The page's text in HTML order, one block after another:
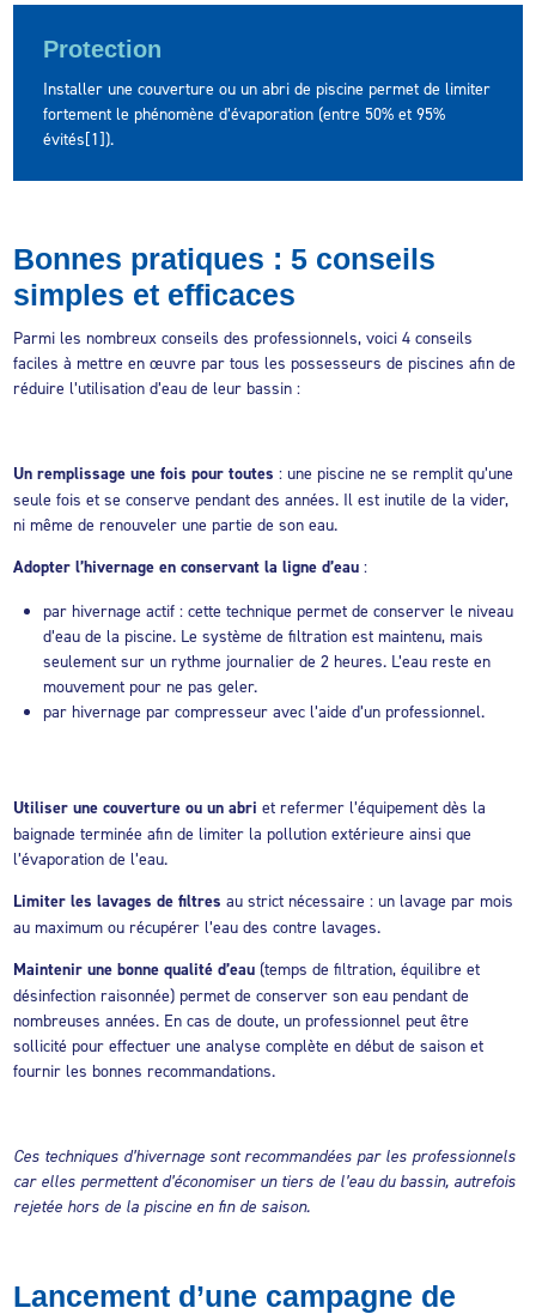
Protection
Installer une couverture ou un abri de piscine permet de limiter
fortement le phénomène d’évaporation (entre 50% et 95%
évités[1]).
Bonnes pratiques : 5 conseils
simples et efficaces
Parmi les nombreux conseils des professionnels, voici 4 conseils
faciles à mettre en œuvre par tous les possesseurs de piscines afin de
réduire l’utilisation d’eau de leur bassin :
Un remplissage une fois pour toutes : une piscine ne se remplit qu’une
seule fois et se conserve pendant des années. Il est inutile de la vider,
ni même de renouveler une partie de son eau.
Adopter l’hivernage en conservant la ligne d’eau :
par hivernage actif : cette technique permet de conserver le niveau
d’eau de la piscine. Le système de filtration est maintenu, mais
seulement sur un rythme journalier de 2 heures. L’eau reste en
mouvement pour ne pas geler.
par hivernage par compresseur avec l’aide d’un professionnel.
Utiliser une couverture ou un abri et refermer l’équipement dès la
baignade terminée afin de limiter la pollution extérieure ainsi que
l’évaporation de l’eau.
Limiter les lavages de filtres au strict nécessaire : un lavage par mois
au maximum ou récupérer l’eau des contre lavages.
Maintenir une bonne qualité d’eau (temps de filtration, équilibre et
désinfection raisonnée) permet de conserver son eau pendant de
nombreuses années. En cas de doute, un professionnel peut être
sollicité pour effectuer une analyse complète en début de saison et
fournir les bonnes recommandations.
Ces techniques d’hivernage sont recommandées par les professionnels
car elles permettent d’économiser un tiers de l’eau du bassin, autrefois
rejetée hors de la piscine en fin de saison.
Lancement d’une campagne de